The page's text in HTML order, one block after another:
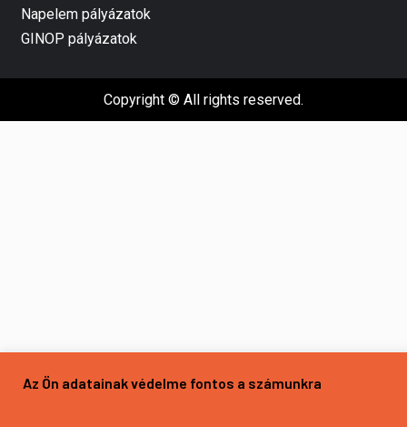
Napelem pályázatok
GINOP pályázatok
Copyright © All rights reserved.
Az Ön adatainak védelme fontos a számunkra